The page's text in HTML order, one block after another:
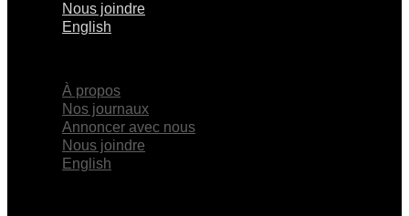
Nous joindre
English
À propos
Nos journaux
Annoncer avec nous
Nous joindre
English